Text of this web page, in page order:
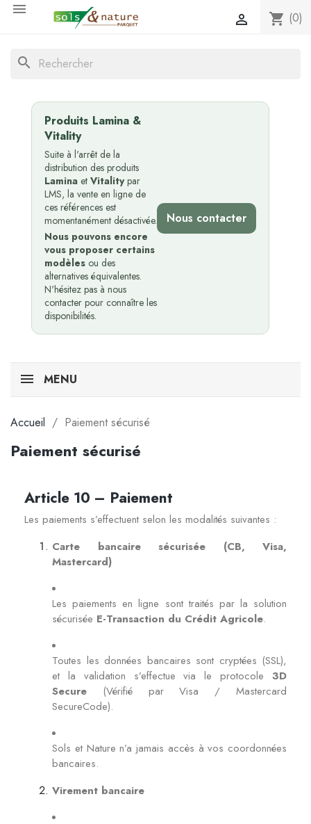

shopping_cart (0)

search
Produits Lamina &
Vitality
Suite à l'arrêt de la
distribution des produits
Lamina et Vitalitypar
LMS, la vente en ligne de
ces références est
momentanément désactivée.
Nous pouvons encore
vous proposer certains
modèles ou des
alternatives équivalentes.
N'hésitez pas à nous
contacter pour connaître les
disponibilités.
Nous contacter
MENU
Accueil Paiement sécurisé
Paiement sécurisé
Article 10 – Paiement
Les paiements s’effectuent selon les modalités suivantes :
Carte bancaire sécurisée (CB, Visa,
Mastercard)
Les paiements en ligne sont traités par la solution
sécurisée E-Transaction du Crédit Agricole.
Toutes les données bancaires sont cryptées (SSL),
et la validation s’effectue via le protocole 3D
Secure (Vérifié par Visa / Mastercard
SecureCode).
Sols et Nature n’a jamais accès à vos coordonnées
bancaires.
Virement bancaire